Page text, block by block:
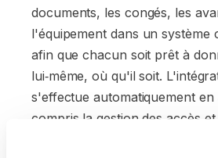
documents, les congés, les
l'équipement dans un système
afin que chacun soit prêt à
lui‑même, où qu'il soit.
s'effectue automatiquement en
compris la gestion des accès